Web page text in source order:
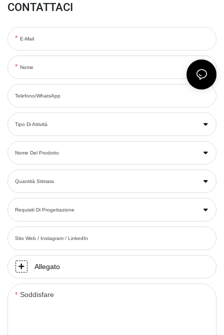
CONTATTACI
E-Mail
Nome
Telefono/WhatsApp
Tipo Di Attività
Nome Del Prodotto
Quantità Stimata
Requisiti Di Progettazione
Sito Web / Instagram / LinkedIn
Allegato
Soddisfare